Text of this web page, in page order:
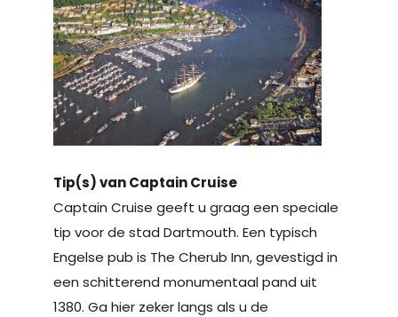
Tip(s) van Captain Cruise
Captain Cruise geeft u graag een speciale
tip voor de stad Dartmouth. Een typisch
Engelse pub is The Cherub Inn, gevestigd in
een schitterend monumentaal pand uit
1380. Ga hier zeker langs als u de